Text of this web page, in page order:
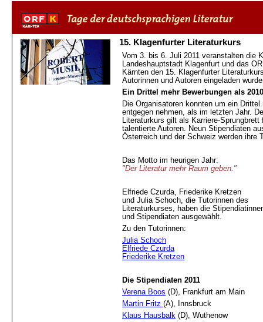
15. Klagenfurter Literaturkurs
Vom 3. bis 6. Juli 2011 veranstalten die
Landeshauptstadt Klagenfurt und das
Kärnten den 15. Klagenfurter
Autorinnen und Autoren eingeladen
Ein Drittel mehr Bewerbungen als 2010
Die Organisatoren konnten um ein Drittel
entgegen nehmen, als im letzten Jahr.
Literaturkurs gilt als Karriere-Sprungbrett
talentierte Autoren. Neun Stipendiaten
Österreich und der Schweiz werden ihre
Das Motto im heurigen Jahr:
"Der Literatur mehr Raum geben."
Elfriede Czurda, Friederike Kretzen
und Julia Schoch, die Tutorinnen des
Literaturkurses, haben die
und Stipendiaten ausgewählt.
Zu den Tutorinnen:
Julia Schoch
Elfriede Czurda
Friederike Kretzen
Die Stipendiaten 2011
Verena Boos (D), Frankfurt am Main
Martin Fritz (A), Innsbruck
Klaus Hausbalk (D), Wuthenow